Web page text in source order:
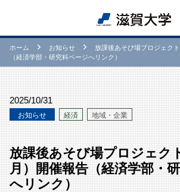
ホーム お知らせ
放課後あそび場プロジェク
（経済学部・研究科ページへリンク）
2025/10/31
お知らせ 経済 地域・企業
放課後あそび場プロジェク
月）開催報告（経済学部・
へリンク）